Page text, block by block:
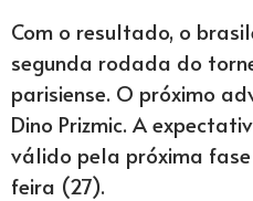
Com o resultado, o
segunda rodada do
parisiense. O próximo
Dino Prizmic. A
válido pela próxima
feira (27).